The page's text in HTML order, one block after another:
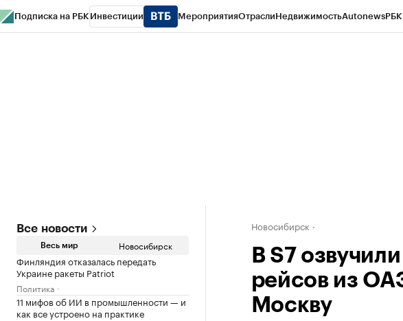
Подписка на РБК Инвестиции МероприятияОтраслиНедвижимостьAutonews
Все новости
Весь мир Новосибирск
Финляндия отказалась передать
Украине ракеты Patriot
Политика
11 мифов об ИИ в промышленности — и
как все устроено на практике
Новосибирск
В S7
рейсов из
Москву